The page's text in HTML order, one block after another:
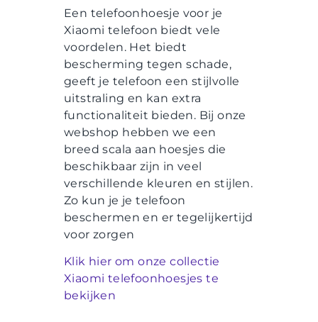
Een telefoonhoesje voor je
Xiaomi telefoon biedt vele
voordelen. Het biedt
bescherming tegen schade,
geeft je telefoon een stijlvolle
uitstraling en kan extra
functionaliteit bieden. Bij onze
webshop hebben we een
breed scala aan hoesjes die
beschikbaar zijn in veel
verschillende kleuren en stijlen.
Zo kun je je telefoon
beschermen en er tegelijkertijd
voor zorgen
Klik hier om onze collectie
Xiaomi telefoonhoesjes te
bekijken